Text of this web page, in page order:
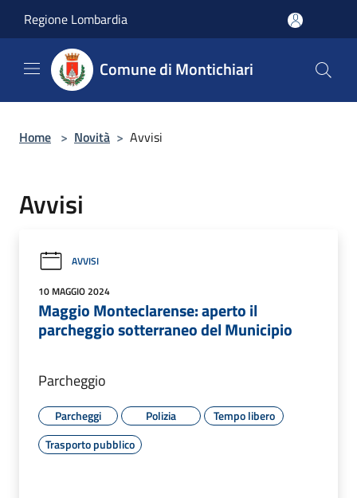
Regione Lombardia
Comune di Montichiari
Home > Novità > Avvisi
Avvisi
AVVISI
10 MAGGIO 2024
Maggio Monteclarense: aperto il
parcheggio sotterraneo del Municipio
Parcheggio
Parcheggi Polizia
Tempo libero
Trasporto pubblico